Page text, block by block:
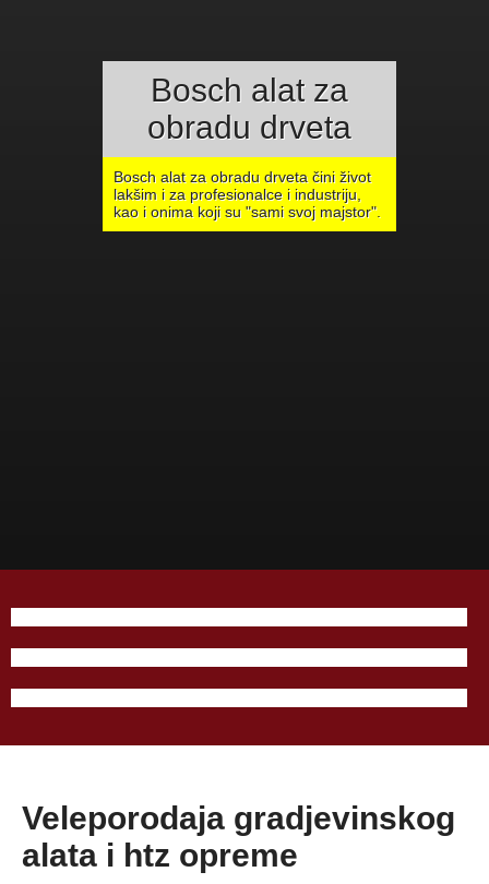
Bosch alat za
obradu drveta
Bosch alat za obradu drveta čini život
lakšim i za profesionalce i industriju,
kao i onima koji su "sami svoj majstor".
ALAT
HTZ OPREMA
Veleporodaja gradjevinskog
alata i htz opreme